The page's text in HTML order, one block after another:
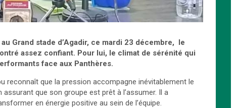
Grand stade d’Agadir, ce mardi 23 décembre, le
é assez confiant. Pour lui, le climat de sérénité qui
face aux Panthères.
reconnaît que la pression accompagne inévitablement le
que son groupe est prêt à l’assumer. Il a
en énergie positive au sein de l’équipe.